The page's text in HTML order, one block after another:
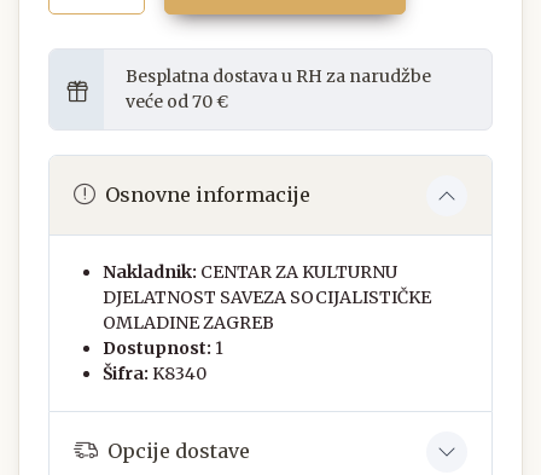
Besplatna dostava u RH za narudžbe
veće od 70 €
Osnovne informacije
Nakladnik: CENTAR ZA KULTURNU
DJELATNOST SAVEZA SOCIJALISTIČKE
OMLADINE ZAGREB
Dostupnost: 1
Šifra: K8340
Opcije dostave